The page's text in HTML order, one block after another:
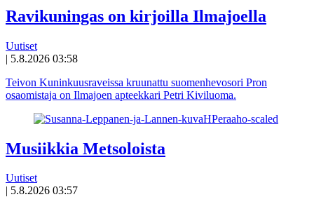
Ravikuningas on kirjoilla Ilmajoella
Uutiset
| 5.8.2026 03:58
Teivon Kuninkuusraveissa kruunattu suomenhevosori Pron
osaomistaja on Ilmajoen apteekkari Petri Kiviluoma.
Musiikkia Metsoloista
Uutiset
| 5.8.2026 03:57